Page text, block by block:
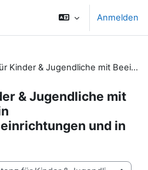
Anmelden
Assistenz für Kinder & Jugendliche mit Beeinträchtigung in Kinderbetreuungseinrichtungen und in Schulen
& Jugendliche mit
und in